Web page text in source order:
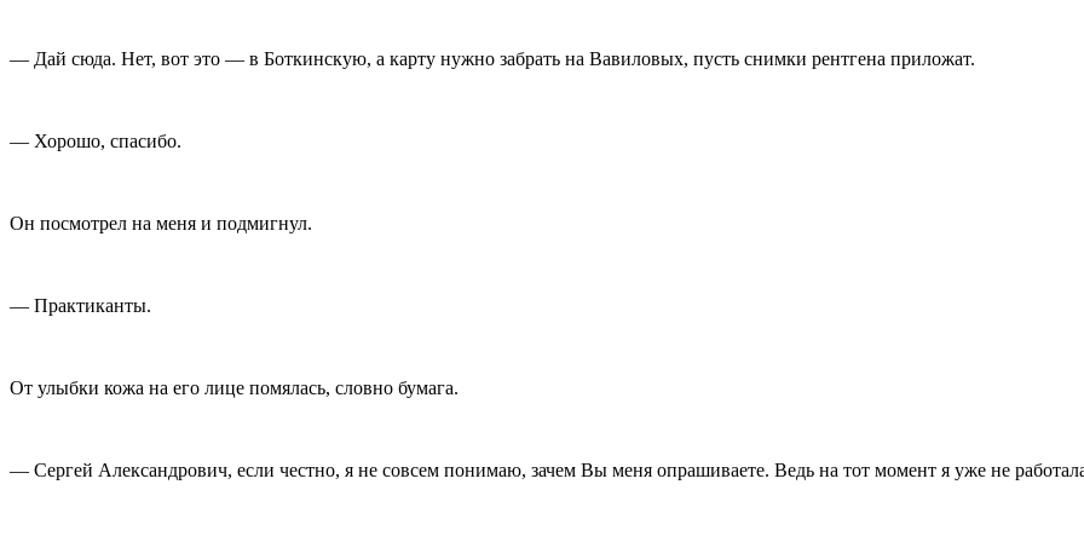
— Дай сюда. Нет, вот это — в Боткинскую, а карту нужно забрать на Вавиловых, пусть снимки рентгена приложат.
— Хорошо, спасибо.
Он посмотрел на меня и подмигнул.
— Практиканты.
От улыбки кожа на его лице помялась, словно бумага.
— Сергей Александрович, если честно, я не совсем понимаю, зачем Вы меня опрашиваете. Ведь на тот момент я уже не